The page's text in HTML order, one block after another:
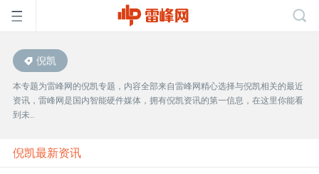
首
页
雷
倪凯
本专题为雷峰网的倪凯专题，内容全部来自雷峰网精心选择与倪凯相关的最近
资讯，雷峰网是国内智能硬件媒体，拥有倪凯资讯的第一信息，在这里你能看
到未..
倪凯最新资讯